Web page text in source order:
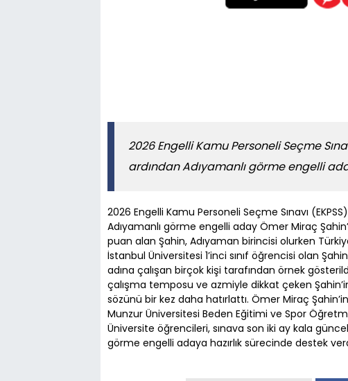
2026 Engelli Kamu Personeli Seçme
ardından Adıyamanlı görme engelli
2026 Engelli Kamu Personeli Seçme Sınavı
Adıyamanlı görme engelli aday Ömer Miraç
puan alan Şahin, Adıyaman birincisi olurken
İstanbul Üniversitesi 1’inci sınıf öğrencisi olan
adına çalışan birçok kişi tarafından örnek
çalışma temposu ve azmiyle dikkat çeken
sözünü bir kez daha hatırlattı. Ömer Miraç
Munzur Üniversitesi Beden Eğitimi ve Spor
Üniversite öğrencileri, sınava son iki ay kala
görme engelli adaya hazırlık sürecinde destek